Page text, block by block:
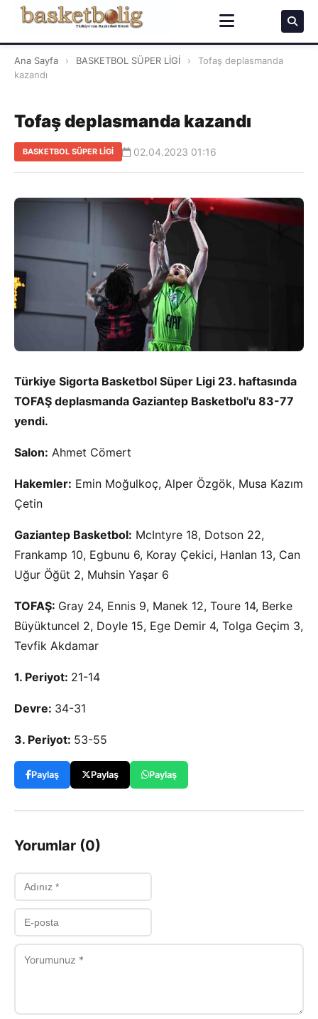
Ana Sayfa › BASKETBOL SÜPER LİGİ ›
Tofaş deplasmanda
kazandı
Tofaş deplasmanda kazandı
BASKETBOL SÜPER LİGİ 02.04.2023 01:16
Türkiye Sigorta Basketbol Süper Ligi 23. haftasında
TOFAŞ deplasmanda Gaziantep Basketbol'u 83-77
yendi.
Salon: Ahmet Cömert
Hakemler: Emin Moğulkoç, Alper Özgök, Musa Kazım
Çetin
Gaziantep Basketbol: McIntyre 18, Dotson 22,
Frankamp 10, Egbunu 6, Koray Çekici, Hanlan 13, Can
Uğur Öğüt 2, Muhsin Yaşar 6
TOFAŞ: Gray 24, Ennis 9, Manek 12, Toure 14, Berke
Büyüktuncel 2, Doyle 15, Ege Demir 4, Tolga Geçim 3,
Tevfik Akdamar
1. Periyot: 21-14
Devre: 34-31
3. Periyot: 53-55
Paylaş Paylaş Paylaş
Yorumlar (0)